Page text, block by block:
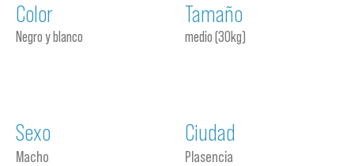
Color
Negro y blanco
Tamaño
medio (30kg)
Sexo
Macho
Ciudad
Plasencia